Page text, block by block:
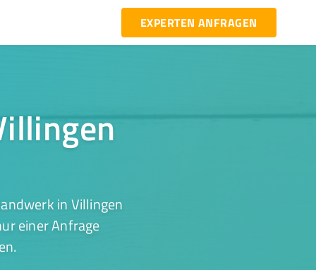
EXPERTEN ANFRAGEN
in Villingen
einer Anfrage